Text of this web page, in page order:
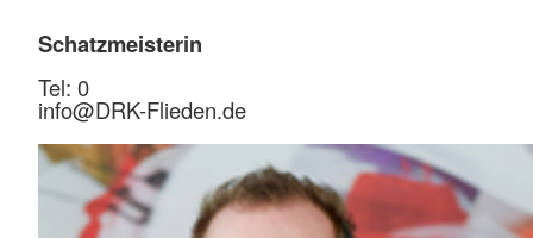
Schatzmeisterin
Tel: 0
info@DRK-Flieden.de